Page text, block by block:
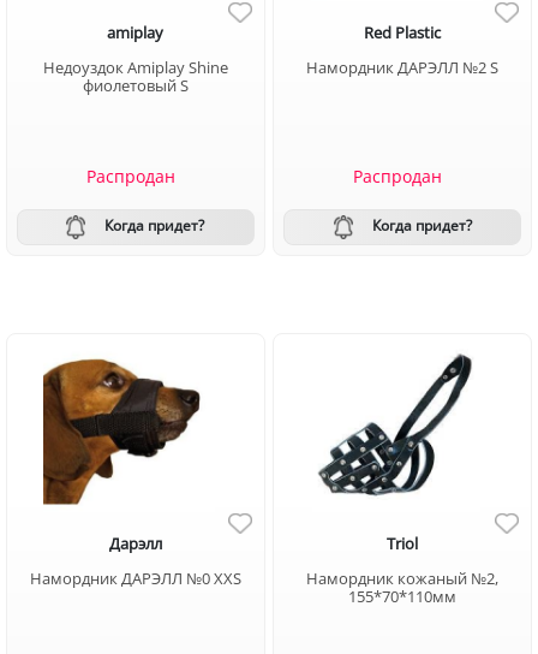
amiplay
Недоуздок Amiplay Shine
фиолетовый S
Распродан
Когда придет?
Red Plastic
Намордник ДАРЭЛЛ №2 S
Распродан
Когда придет?
Дарэлл
Намордник ДАРЭЛЛ №0 XXS
Triol
Намордник кожаный №2,
155*70*110мм